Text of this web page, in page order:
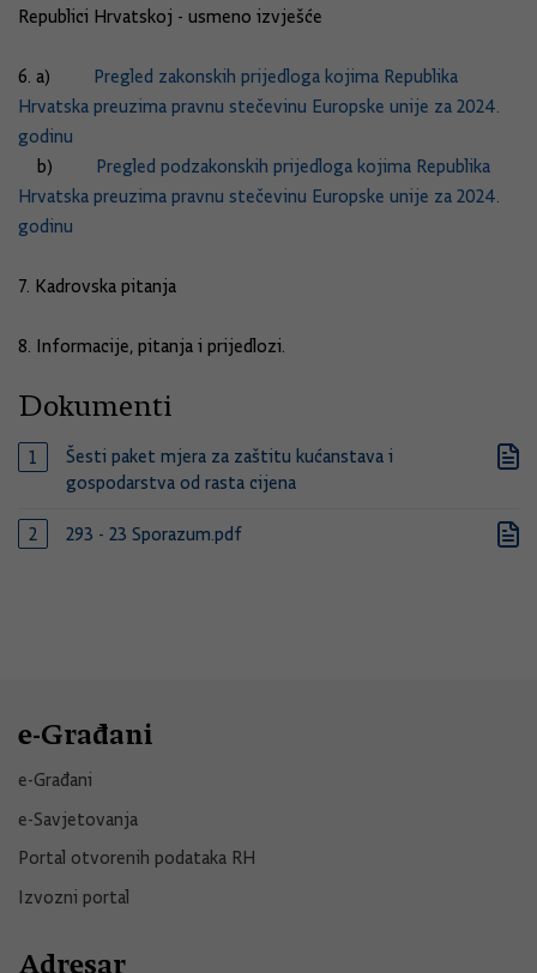
Republici Hrvatskoj - usmeno izvješće
6. a) Pregled zakonskih prijedloga kojima Republika
Hrvatska preuzima pravnu stečevinu Europske unije za 2024.
godinu
b) Pregled podzakonskih prijedloga kojima Republika
Hrvatska preuzima pravnu stečevinu Europske unije za 2024.
godinu
7. Kadrovska pitanja
8. Informacije, pitanja i prijedlozi.
Dokumenti
Šesti paket mjera za zaštitu kućanstava i
gospodarstva od rasta cijena
293 - 23 Sporazum.pdf
e-Građani
e-Građani
e-Savjetovanja
Portal otvorenih podataka RH
Izvozni portal
Adresar